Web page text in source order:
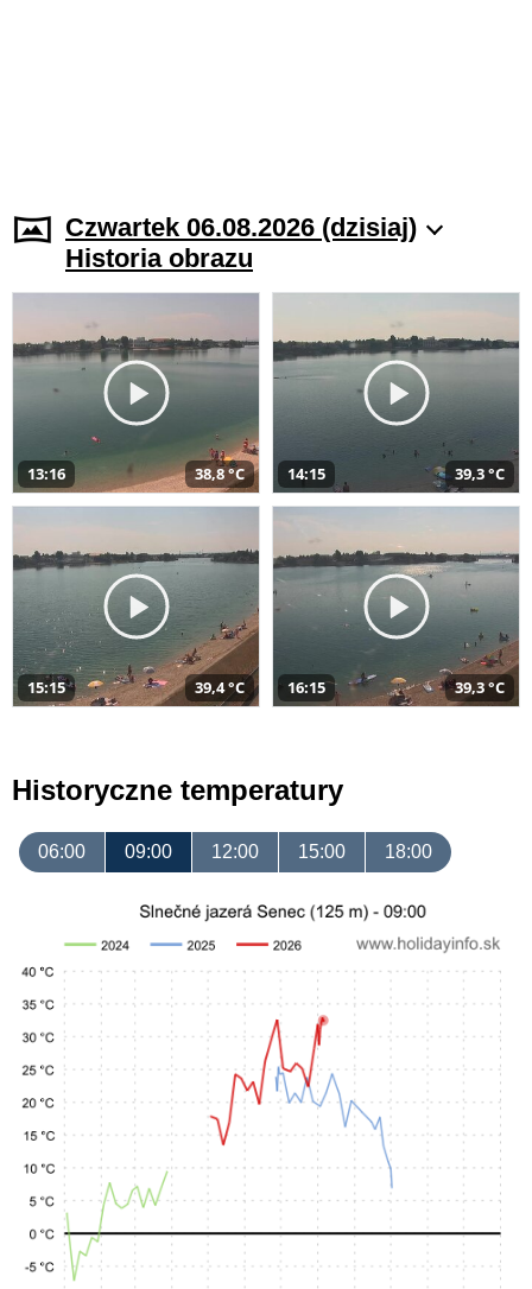
Czwartek 06.08.2026 (dzisiaj)
Historia obrazu
13:16 38,8 °C 14:15 39,3 °C
15:15 39,4 °C 16:15 39,3 °C
Historyczne temperatury
06:00 09:00 12:00 15:00 18:00